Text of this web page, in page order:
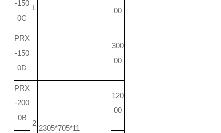
L
-150
0C
00
PRX
-150
0D
300
00
PRX
-200
0B
2
2305*705*11
120
00